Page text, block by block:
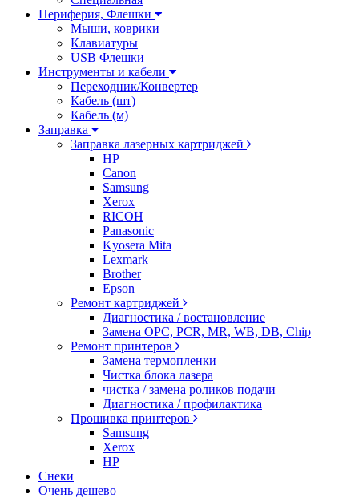
Периферия, Флешки
Мыши, коврики
Клавиатуры
USB Флешки
Инструменты и кабели
Переходник/Конвертер
Кабель (шт)
Кабель (м)
Заправка
Заправка лазерных картриджей
HP
Canon
Samsung
Xerox
RICOH
Panasonic
Kyosera Mita
Lexmark
Brother
Epson
Ремонт картриджей
Диагностика / востановление
Замена OPC, PCR, MR, WB, DB, Chip
Ремонт принтеров
Замена термопленки
Чистка блока лазера
чистка / замена роликов подачи
Диагностика / профилактика
Прошивка принтеров
Samsung
Xerox
HP
Снеки
Очень дешево